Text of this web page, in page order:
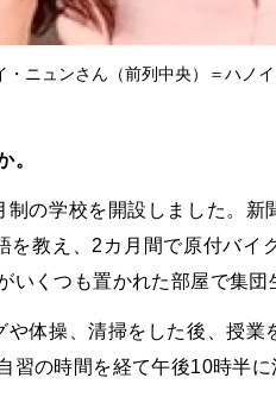
・ニュンさん（前列中央）＝ハノ
。
の学校を開設しました。新
を教え、2カ月間で原付バイ
いくつも置かれた部屋で集団
体操、清掃をした後、授業
習の時間を経て午後10時半に